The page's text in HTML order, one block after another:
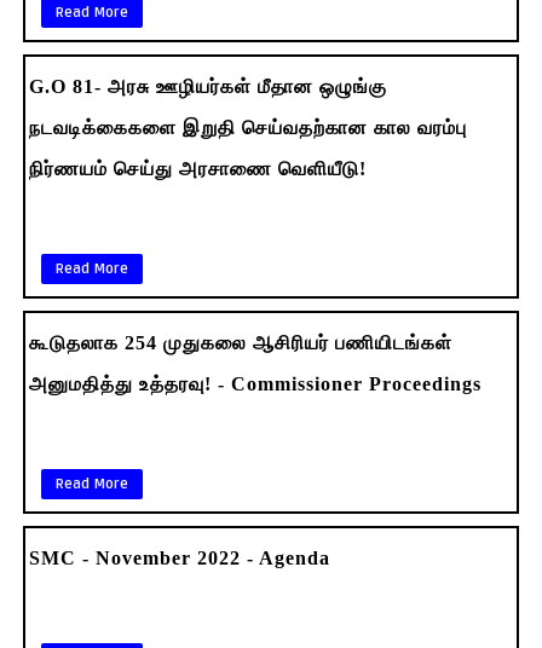
Read More
G.O 81- அரசு ஊழியர்கள் மீதான ஒழுங்கு
நடவடிக்கைகளை இறுதி செய்வதற்கான கால வரம்பு
நிர்ணயம் செய்து அரசாணை வெளியீடு!
Read More
கூடுதலாக 254 முதுகலை ஆசிரியர் பணியிடங்கள்
அனுமதித்து உத்தரவு! - Commissioner Proceedings
Read More
SMC - November 2022 - Agenda